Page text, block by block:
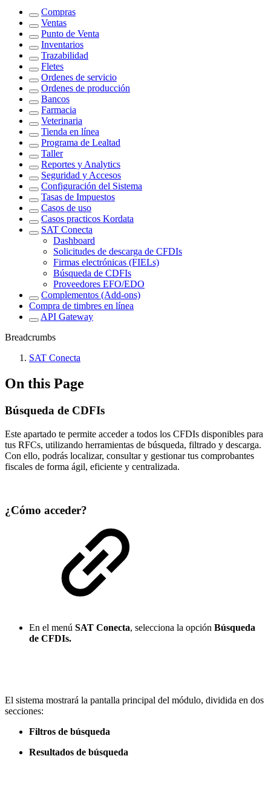
Compras
Ventas
Punto de Venta
Inventarios
Trazabilidad
Fletes
Ordenes de servicio
Ordenes de producción
Bancos
Farmacia
Veterinaria
Tienda en línea
Programa de Lealtad
Taller
Reportes y Analytics
Seguridad y Accesos
Configuración del Sistema
Tasas de Impuestos
Casos de uso
Casos practicos Kordata
SAT Conecta
Dashboard
Solicitudes de descarga de CFDIs
Firmas electrónicas (FIELs)
Búsqueda de CDFIs
Proveedores EFO/EDO
Complementos (Add-ons)
Compra de timbres en línea
API Gateway
Breadcrumbs
SAT Conecta
On this Page
Búsqueda de CDFIs
Este apartado te permite acceder a todos los CFDIs disponibles para
tus RFCs, utilizando herramientas de búsqueda, filtrado y descarga.
Con ello, podrás localizar, consultar y gestionar tus comprobantes
fiscales de forma ágil, eficiente y centralizada.
¿Cómo acceder?
En el menú SAT Conecta, selecciona la opción Búsqueda
de CFDIs.
El sistema mostrará la pantalla principal del módulo, dividida en dos
secciones:
Filtros de búsqueda
Resultados de búsqueda